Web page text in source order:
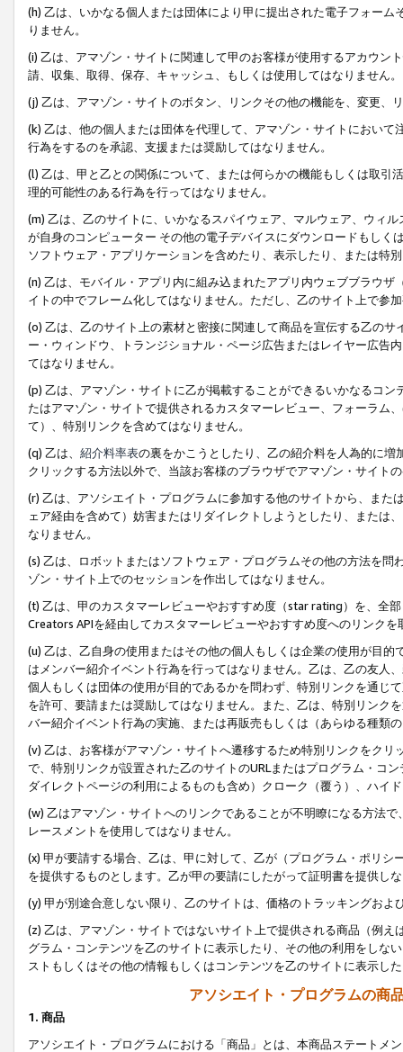
(h) 乙は、いかなる個人または団体により甲に提出された電子フォー
りません。
(i) 乙は、アマゾン・サイトに関連して甲のお客様が使用するアカウン
請、収集、取得、保存、キャッシュ、もしくは使用してはなりません。
(j) 乙は、アマゾン・サイトのボタン、リンクその他の機能を、変更、
(k) 乙は、他の個人または団体を代理して、アマゾン・サイトにおい
行為をするのを承認、支援または奨励してはなりません。
(l) 乙は、甲と乙との関係について、または何らかの機能もしくは取
理的可能性のある行為を行ってはなりません。
(m) 乙は、乙のサイトに、いかなるスパイウェア、マルウェア、ウィ
が自身のコンピューター その他の電子デバイスにダウンロードもし
ソフトウェア・アプリケーションを含めたり、表示したり、または特
(n) 乙は、モバイル・アプリ内に組み込まれたアプリ内ウェブブラウ
イトの中でフレーム化してはなりません。ただし、乙のサイト上で参
(o) 乙は、乙のサイト上の素材と密接に関連して商品を宣伝する乙の
ー・ウィンドウ、トランジショナル・ページ広告またはレイヤー広告
てはなりません。
(p) 乙は、アマゾン・サイトに乙が掲載することができるいかなるコ
たはアマゾン・サイトで提供されるカスタマーレビュー、フォーラム
て）、特別リンクを含めてはなりません。
(q) 乙は、 紹介料率表の裏をかこうとしたり、乙の紹介料を人為的に
クリックする方法以外で、当該お客様のブラウザでアマゾン・サイト
(r) 乙は、アソシエイト・プログラムに参加する他のサイトから、ま
ェア経由を含めて）妨害またはリダイレクトしようとしたり、または
なりません。
(s) 乙は、ロボットまたはソフトウェア・プログラムその他の方法を
ゾン・サイト上でのセッションを作出してはなりません。
(t) 乙は、甲のカスタマーレビューやおすすめ度（star rating）を、全
Creators APIを経由してカスタマーレビューやおすすめ度へのリンクを
(u) 乙は、乙自身の使用またはその他の個人もしくは企業の使用が目
はメンバー紹介イベント行為を行ってはなりません。乙は、乙の友人
個人もしくは団体の使用が目的であるかを問わず、特別リンクを通じ
を許可、要請または奨励してはなりません。また、乙は、特別リンク
バー紹介イベント行為の実施、または再販売もしくは（あらゆる種類
(v) 乙は、お客様がアマゾン・サイトへ遷移するため特別リンクをク
で、特別リンクが設置された乙のサイトのURLまたはプログラム・コ
ダイレクトページの利用によるものも含め）クローク（覆う）、ハイ
(w) 乙はアマゾン・サイトへのリンクであることが不明瞭になる方法
レースメントを使用してはなりません。
(x) 甲が要請する場合、乙は、甲に対して、乙が（プログラム・ポリ
を提供するものとします。乙が甲の要請にしたがって証明書を提供し
(y) 甲が別途合意しない限り、乙のサイトは、価格のトラッキングお
(z) 乙は、アマゾン・サイトではないサイト上で提供される商品（例
グラム・コンテンツを乙のサイトに表示したり、その他の利用をしな
ストもしくはその他の情報もしくはコンテンツを乙のサイトに表示し
アソシエイト・プログラムの商
1. 商品
アソシエイト・プログラムにおける「商品」とは、本商品ステートメ